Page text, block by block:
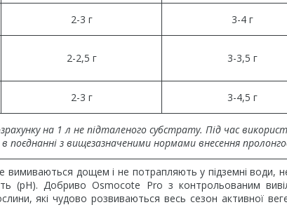
2-3 г 3-4 г
2-2,5 г 3-3,5 г
2-3 г 3-4,5 г
на 1 л не підталеного субстрату. Під час
поєднанні з вищезазначеними нормами внесення
дощем і не потрапляють у підземні води,
(рН). Добриво Osmocote Pro з контрольованим
які чудово розвиваються весь сезон активної